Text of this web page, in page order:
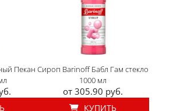
Пекан Сироп Barinoff Бабл Гам стекло
1000 мл
от 305.90 руб.
КУПИТЬ